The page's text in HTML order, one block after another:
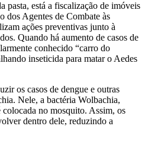
pasta, está a fiscalização de imóveis
dos Agentes de Combate às
ações preventivas junto à
Quando há aumento de casos de
conhecido “carro do
inseticida para matar o Aedes
os casos de dengue e outras
Nele, a bactéria Wolbachia,
colocada no mosquito. Assim, os
dentro dele, reduzindo a